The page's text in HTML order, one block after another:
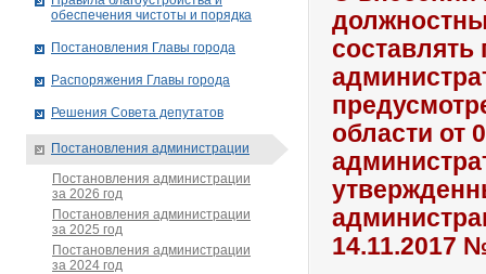
области от
14.11.2017
обеспечения чистоты и порядка
Постановления Главы города
Распоряжения Главы города
Решения Совета депутатов
Постановления администрации
Постановления администрации
за 2026 год
Постановления администрации
за 2025 год
Постановления администрации
за 2024 год